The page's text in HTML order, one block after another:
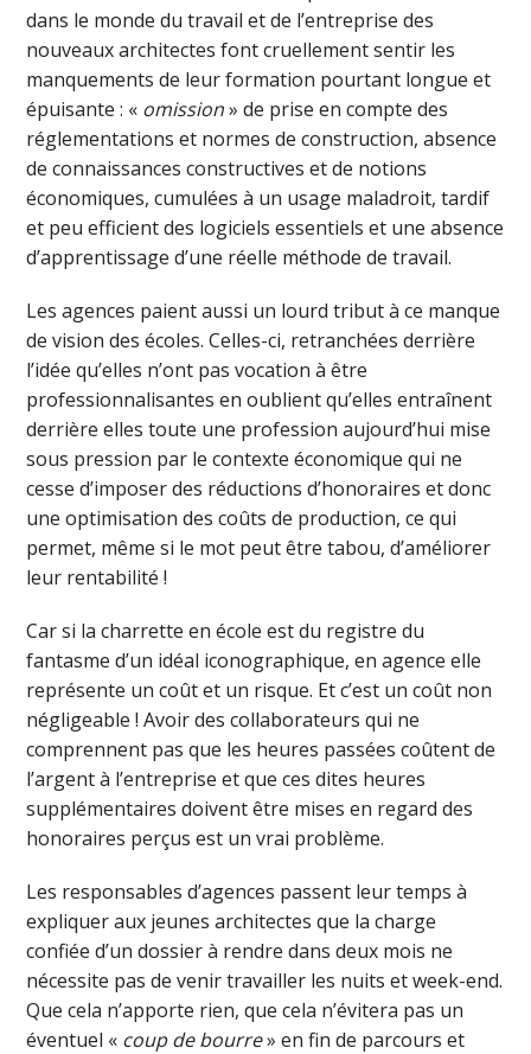
dans le monde du travail et de l’entreprise des
nouveaux architectes font cruellement sentir les
manquements de leur formation pourtant longue et
épuisante : « omission» de prise en compte des
réglementations et normes de construction, absence
de connaissances constructives et de notions
économiques, cumulées à un usage maladroit, tardif
et peu efficient des logiciels essentiels et une absence
d’apprentissage d’une réelle méthode de travail.
Les agences paient aussi un lourd tribut à ce manque
de vision des écoles. Celles-ci, retranchées derrière
l’idée qu’elles n’ont pas vocation à être
professionnalisantes en oublient qu’elles entraînent
derrière elles toute une profession aujourd’hui mise
sous pression par le contexte économique qui ne
cesse d’imposer des réductions d’honoraires et donc
une optimisation des coûts de production, ce qui
permet, même si le mot peut être tabou, d’améliorer
leur rentabilité !
Car si la charrette en école est du registre du
fantasme d’un idéal iconographique, en agence elle
représente un coût et un risque. Et c’est un coût non
négligeable ! Avoir des collaborateurs qui ne
comprennent pas que les heures passées coûtent de
l’argent à l’entreprise et que ces dites heures
supplémentaires doivent être mises en regard des
honoraires perçus est un vrai problème.
Les responsables d’agences passent leur temps à
expliquer aux jeunes architectes que la charge
confiée d’un dossier à rendre dans deux mois ne
nécessite pas de venir travailler les nuits et week-end.
Que cela n’apporte rien, que cela n’évitera pas un
éventuel « coup de bourre» en fin de parcours et